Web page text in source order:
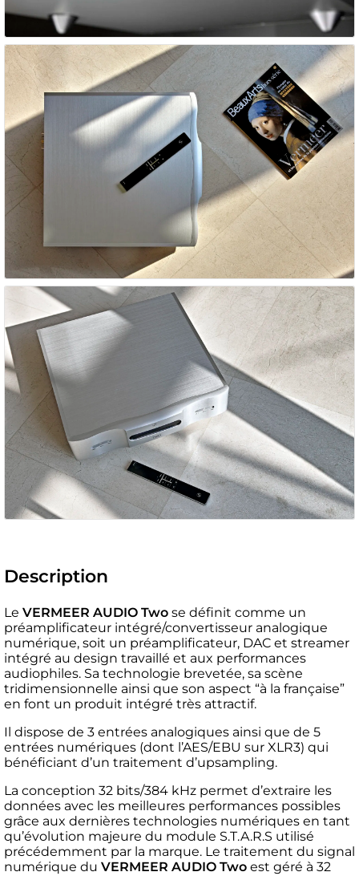
Description
Le VERMEER AUDIO Two se définit comme un
préamplificateur intégré/convertisseur analogique
numérique, soit un préamplificateur, DAC et streamer
intégré au design travaillé et aux performances
audiophiles. Sa technologie brevetée, sa scène
tridimensionnelle ainsi que son aspect “à la française”
en font un produit intégré très attractif.
Il dispose de 3 entrées analogiques ainsi que de 5
entrées numériques (dont l’AES/EBU sur XLR3) qui
bénéficiant d’un traitement d’upsampling.
La conception 32 bits/384 kHz permet d’extraire les
données avec les meilleures performances possibles
grâce aux dernières technologies numériques en tant
qu’évolution majeure du module S.T.A.R.S utilisé
précédemment par la marque. Le traitement du signal
numérique du VERMEER AUDIO Two est géré à 32